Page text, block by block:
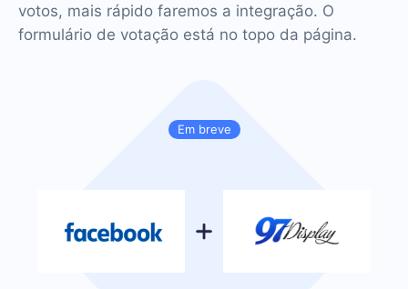
Em breve
votos, mais rápido faremos a integração. O
formulário de votação está no topo da página.